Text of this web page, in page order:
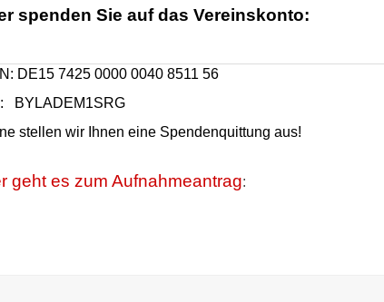
spenden Sie auf das Vereinskonto:
DE15 7425 0000 0040 8511 56
BYLADEM1SRG
stellen wir Ihnen eine Spendenquittung aus!
geht es zum Aufnahmeantrag: